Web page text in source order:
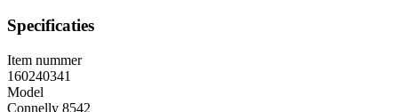
Specificaties
Item nummer
160240341
Model
Connelly 8542